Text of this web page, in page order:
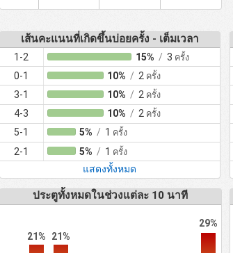
เส้นคะแนนที่เกิดขึ้นบ่อยครั้ง - เต็มเวลา
1-2 15% / 3 ครั้ง
0-1 10% / 2 ครั้ง
3-1 10% / 2 ครั้ง
4-3 10% / 2 ครั้ง
5-1 5% / 1 ครั้ง
2-1 5% / 1 ครั้ง
แสดงทั้งหมด
ประตูทั้งหมดในช่วงแต่ละ 10 นาที
21% 21%
29%